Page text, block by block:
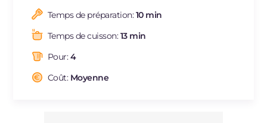
BR
NL
Temps de préparation:10 min
Temps de cuisson:13 min
Pour:4
Coût: Moyenne